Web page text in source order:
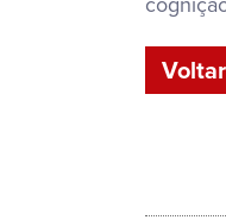
Voltar